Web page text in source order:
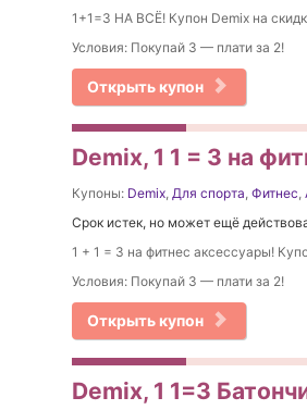
1+1=3 НА ВСЁ! Купон Demix на
Условия: Покупай 3 — плати за 2!
Открыть купон
Demix, 1 1 = 3 на
Купоны: Demix, Для спорта, Фитнес,
Срок истек, но может ещё
1 + 1 = 3 на фитнес аксессуары!
Условия: Покупай 3 — плати за 2!
Открыть купон
Demix, 1 1=3